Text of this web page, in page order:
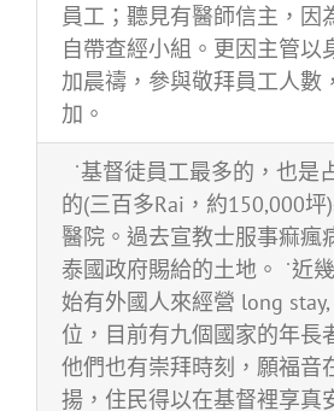
員工；聽見有醫師信主，因
自帶查經小組。更因主管以
加晨禱，參與敬拜員工人數
加。
˙基督徒員工最多的，也是
的(三百多Rai，約150,000坪
醫院。過去宣教士服事痲瘋
泰國政府賜給的土地。 ˙近
始有外國人來經營 long
位，目前有九個國家的年長
他們也有崇拜時刻，願福音
揚，住民得以在基督裡享真